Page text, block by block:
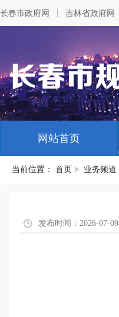
长春市政府网 吉林省政府网
网站首页
当前位置： 首页 > 业务频道
发布时间：2026-07-